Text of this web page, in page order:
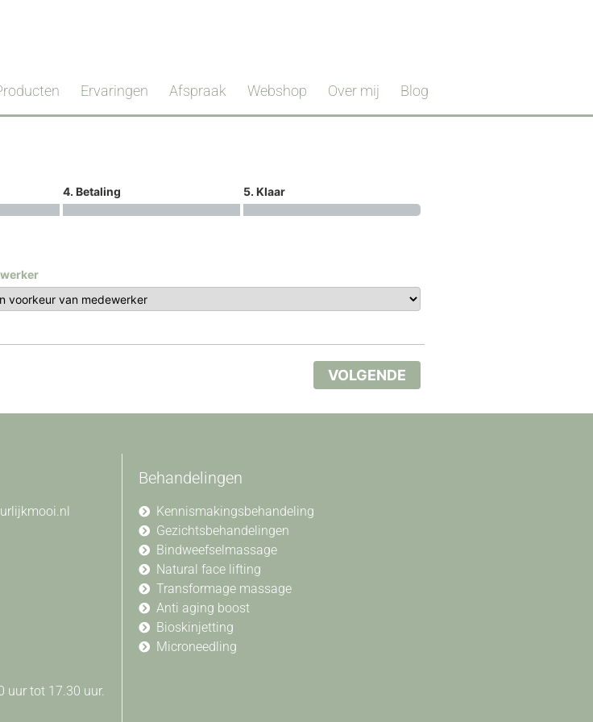
Ervaringen Afspraak Webshop Over mij Blog
4. Betaling 5. Klaar
VOLGENDE
uur tot 17.30 uur.
Behandelingen
Kennismakingsbehandeling
Gezichtsbehandelingen
Bindweefselmassage
Natural face lifting
Transformage massage
Anti aging boost
Bioskinjetting
Microneedling